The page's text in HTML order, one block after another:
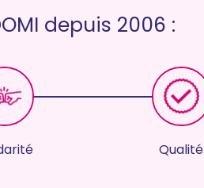
depuis 2006 :
Qualité